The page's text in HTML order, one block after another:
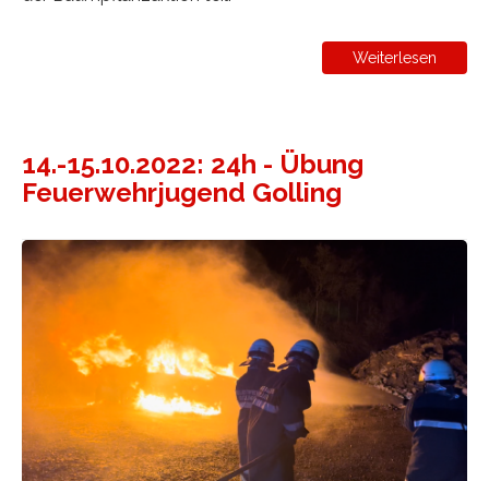
Weiterlesen
14.-15.10.2022: 24h - Übung
Feuerwehrjugend Golling